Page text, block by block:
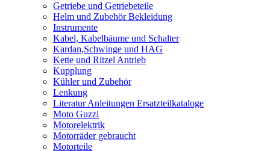
Getriebe und Getriebeteile
Helm und Zubehör Bekleidung
Instrumente
Kabel, Kabelbäume und Schalter
Kardan,Schwinge und HAG
Kette und Ritzel Antrieb
Kupplung
Kühler und Zubehör
Lenkung
Literatur Anleitungen Ersatzteilkataloge
Moto Guzzi
Motorelektrik
Motorräder gebraucht
Motorteile